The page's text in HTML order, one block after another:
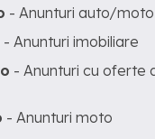
- Anunturi auto/moto
- Anunturi imobiliare
- Anunturi cu oferte
- Anunturi moto